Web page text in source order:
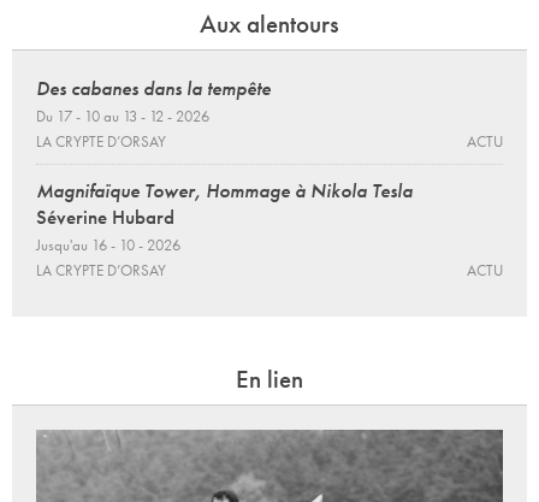
Aux alentours
Des cabanes dans la tempête
Du 17 - 10 au 13 - 12 - 2026
LA CRYPTE D’ORSAY
ACTU
Magnifaïque Tower, Hommage à Nikola Tesla
Séverine Hubard
Jusqu'au 16 - 10 - 2026
LA CRYPTE D’ORSAY
ACTU
En lien